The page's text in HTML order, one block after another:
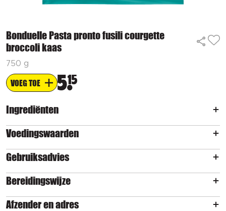
Bonduelle Pasta pronto fusili courgette
broccoli kaas
750 g
VOEG TOE 515
Ingrediënten
Voedingswaarden
Gebruiksadvies
Bereidingswijze
Afzender en adres